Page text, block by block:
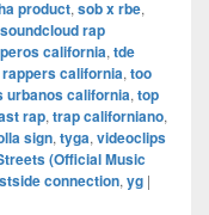
product, sob x rbe,
soundcloud rap
california, tde
california, too
urbanos california, top
rap, trap californiano,
sign, tyga, videoclips
(Official Music
connection, yg |